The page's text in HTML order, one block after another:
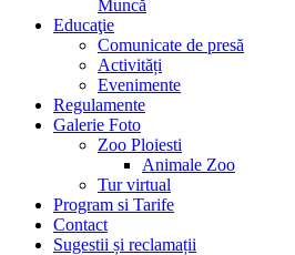
Muncă
Educaţie
Comunicate de presă
Activități
Evenimente
Regulamente
Galerie Foto
Zoo Ploiesti
Animale Zoo
Tur virtual
Program si Tarife
Contact
Sugestii și reclamații